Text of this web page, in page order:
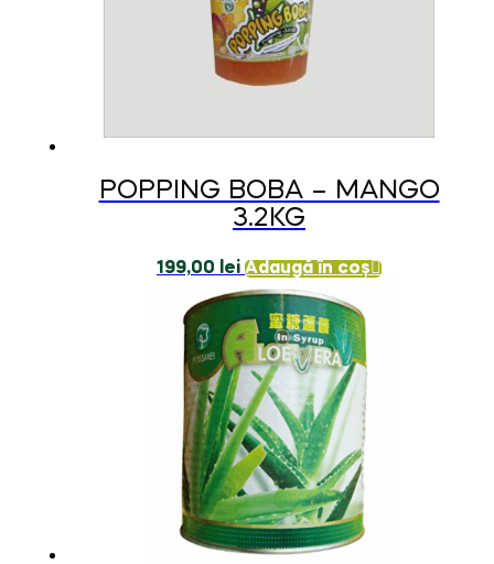
POPPING BOBA – MANGO
3.2KG
199,00 lei Adaugă în coș